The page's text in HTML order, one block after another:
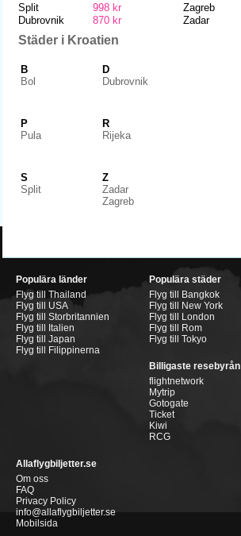
Split
998 kr
Dubrovnik
870 kr
Zagreb
Zadar
Städer i Kroatien
B
Bol
D
Dubrovnik
P
Pula
R
Rijeka
S
Split
Z
Zadar
Zagreb
Populära länder
Flyg till Thailand
Flyg till USA
Flyg till Storbritannien
Flyg till Italien
Flyg till Japan
Flyg till Filippinerna
Populära städer
Flyg till Bangkok
Flyg till New York
Flyg till London
Flyg till Rom
Flyg till Tokyo
Billigaste resebyrån
flightnetwork
Mytrip
Gotogate
Ticket
Kiwi
RCG
Allaflygbiljetter.se
Om oss
FAQ
Privacy Policy
info@allaflygbiljetter.se
Mobilsida